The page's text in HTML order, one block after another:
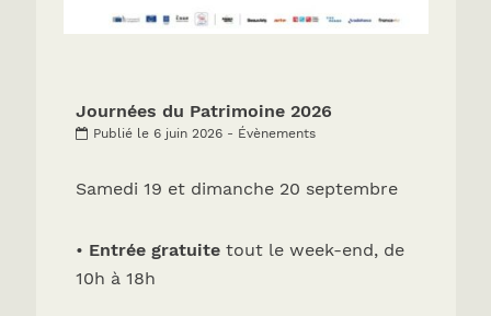
Journées du Patrimoine 2026
Publié le 6 juin 2026 - Évènements
Samedi 19 et dimanche 20 septembre
• Entrée gratuitetout le week-end, de
10h à 18h